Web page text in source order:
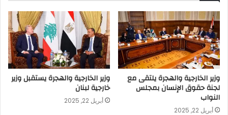
وزير الخارجية والهجرة يلتقى مع
لجنة حقوق الإنسان بمجلس
النواب
أبريل 22, 2025
وزير الخارجية والهجرة يستقبل وزير
خارجية لبنان
أبريل 22, 2025